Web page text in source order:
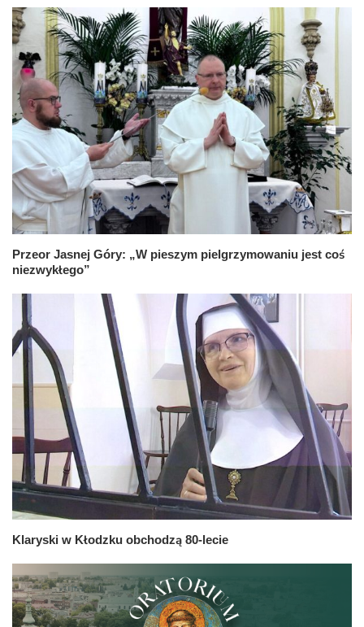
Przeor Jasnej Góry: „W pieszym pielgrzymowaniu jest coś
niezwykłego”
Klaryski w Kłodzku obchodzą 80-lecie